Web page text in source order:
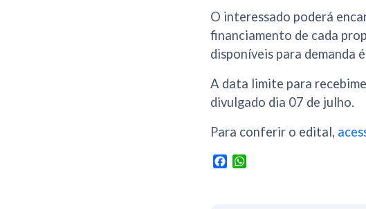
O interessado poderá
financiamento de cada
disponíveis para demanda
A data limite para
divulgado dia 07 de julho.
Para conferir o edital,
Facebook